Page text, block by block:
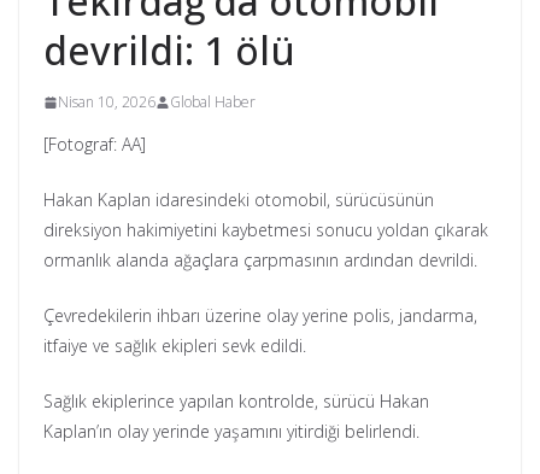
devrildi: 1 ölü
Nisan 10, 2026 Global Haber
[Fotograf: AA]
Hakan Kaplan idaresindeki otomobil, sürücüsünün
direksiyon hakimiyetini kaybetmesi sonucu yoldan çıkarak
ormanlık alanda ağaçlara çarpmasının ardından devrildi.
Çevredekilerin ihbarı üzerine olay yerine polis, jandarma,
itfaiye ve sağlık ekipleri sevk edildi.
Sağlık ekiplerince yapılan kontrolde, sürücü Hakan
Kaplan’ın olay yerinde yaşamını yitirdiği belirlendi.